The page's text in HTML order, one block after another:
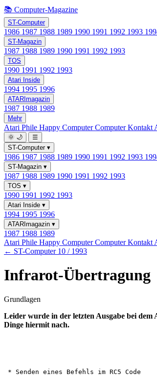
📚 Computer-Magazine
ST-Computer
1986 1987 1988 1989 1990 1991 1992 1993
ST-Magazin
1987 1988 1989 1990 1991 1992 1993
TOS
1990 1991 1992 1993
Atari Inside
1994 1995 1996
ATARImagazin
1987 1988 1989
Mehr
Atari Phile Happy ComputerComputer Kontakt
🌞 🌙
☰
ST-Computer ▾
1986 1987 1988 1989 1990 1991 1992 1993
ST-Magazin ▾
1987 1988 1989 1990 1991 1992 1993
TOS ▾
1990 1991 1992 1993
Atari Inside ▾
1994 1995 1996
ATARImagazin ▾
1987 1988 1989
Atari Phile Happy ComputerComputer Kontakt
← ST-Computer 10 / 1993
Infrarot-Übertragung
Grundlagen
Leider wurde in der letzten Ausgabe bei
Dinge hiermit nach.
* Senden eines Befehls im RC5 Code